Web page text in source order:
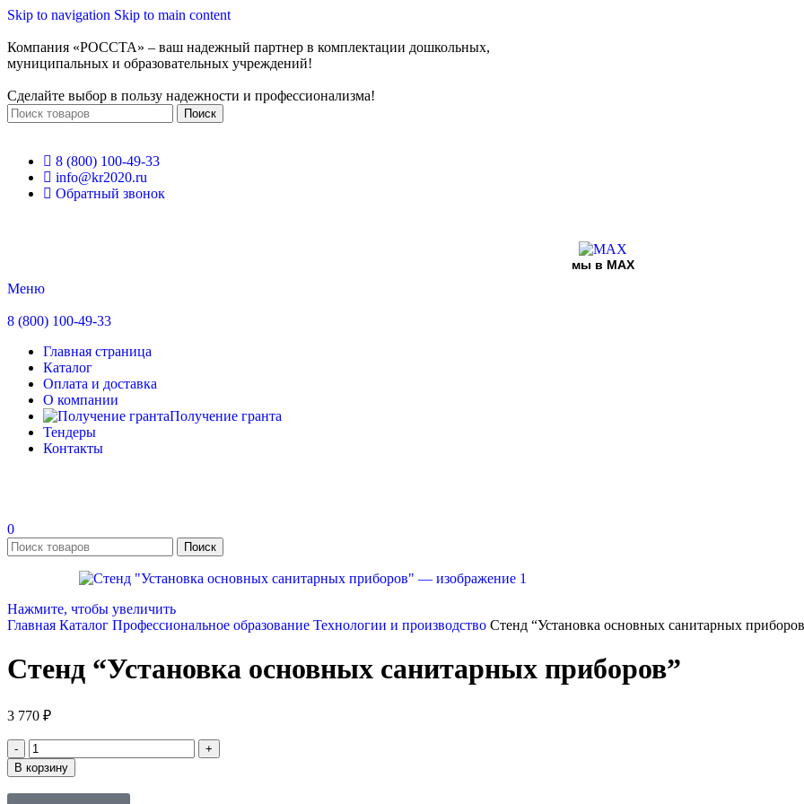
Skip to navigation Skip to main content
Компания «РОССТА» – ваш надежный партнер в комплектации дошкольных,
муниципальных и образовательных учреждений!
Сделайте выбор в пользу надежности и профессионализма!
Поиск
8 (800) 100-49-33
info@kr2020.ru
Обратный звонок
мы в MAX
Меню
8 (800) 100-49-33
Главная страница
Каталог
Оплата и доставка
О компании
Получение гранта
Тендеры
Контакты
0
Поиск
Нажмите, чтобы увеличить
Главная Каталог Профессиональное образование Технологии и производство Стенд “Установка основных санитарных
Стенд “Установка основных санитарных приборов”
3 770 ₽
В корзину